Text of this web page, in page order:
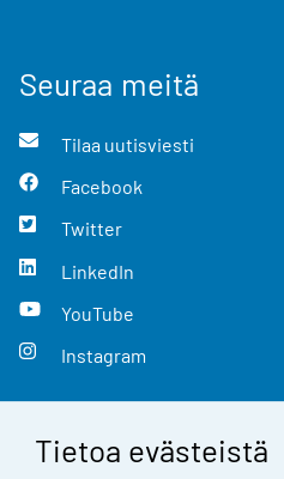
Tietoa evästeistä
Seuraa meitä
Tilaa uutisviesti
Facebook
Twitter
LinkedIn
YouTube
Instagram
Yhteystiedot